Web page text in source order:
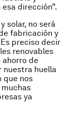
dirección”.
solar, no será
fabricación y
preciso decir
renovables
ahorro de
nuestra huella
que nos
ya